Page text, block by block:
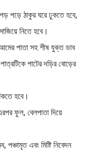
পড়ে ঠাকুর ঘরে ঢুকতে হবে,
নিতে হবে।
পাতা সহ শীষ যুক্ত ডাব
পাটের দড়ির বোড়ের
হবে।
ফুল, বেলপাতা দিয়ে
এবং মিষ্টি নিবেদন